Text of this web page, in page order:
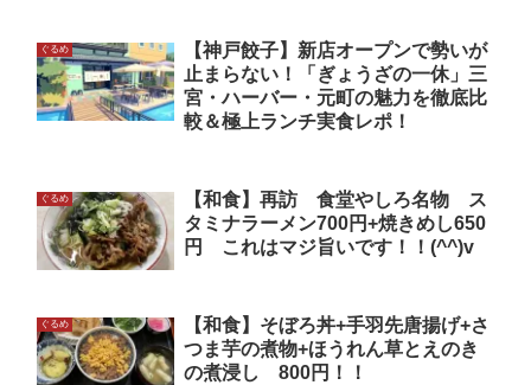
ぐるめ
【神戸餃子】新店オープンで勢いが
止まらない！「ぎょうざの一休」三
宮・ハーバー・元町の魅力を徹底比
較＆極上ランチ実食レポ！
ぐるめ
【和食】再訪 食堂やしろ名物 ス
タミナラーメン700円+焼きめし650
円 これはマジ旨いです！！(^^)v
ぐるめ
【和食】そぼろ丼+手羽先唐揚げ+さ
つま芋の煮物+ほうれん草とえのき
の煮浸し 800円！！